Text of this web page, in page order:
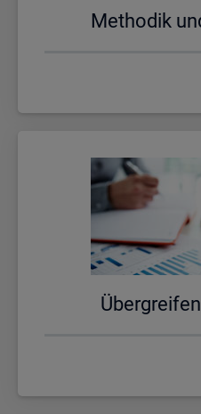
Me­tho­dik